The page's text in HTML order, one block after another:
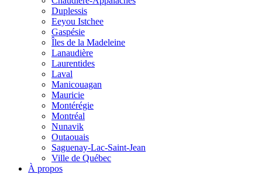
Duplessis
Eeyou Istchee
Gaspésie
Îles de la Madeleine
Lanaudière
Laurentides
Laval
Manicouagan
Mauricie
Montérégie
Montréal
Nunavik
Outaouais
Saguenay-Lac-Saint-Jean
Ville de Québec
À propos